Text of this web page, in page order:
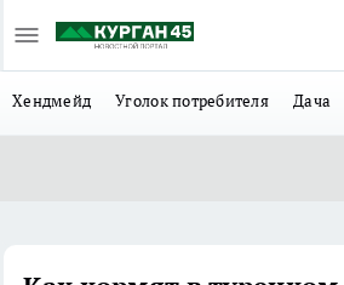
Хендмейд Уголок потребителя Дача